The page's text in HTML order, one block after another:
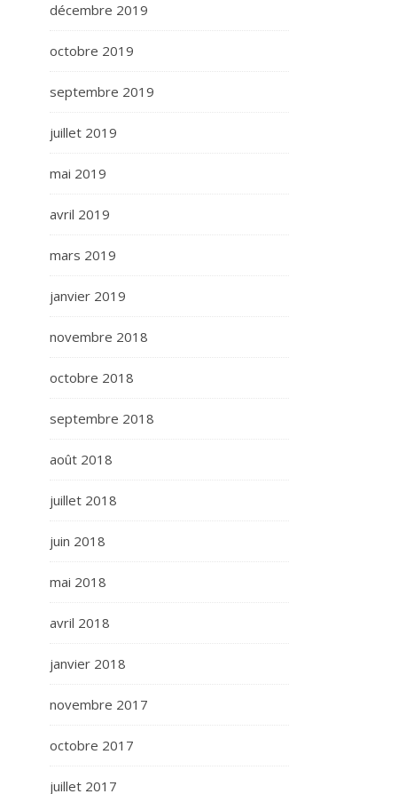
décembre 2019
octobre 2019
septembre 2019
juillet 2019
mai 2019
avril 2019
mars 2019
janvier 2019
novembre 2018
octobre 2018
septembre 2018
août 2018
juillet 2018
juin 2018
mai 2018
avril 2018
janvier 2018
novembre 2017
octobre 2017
juillet 2017